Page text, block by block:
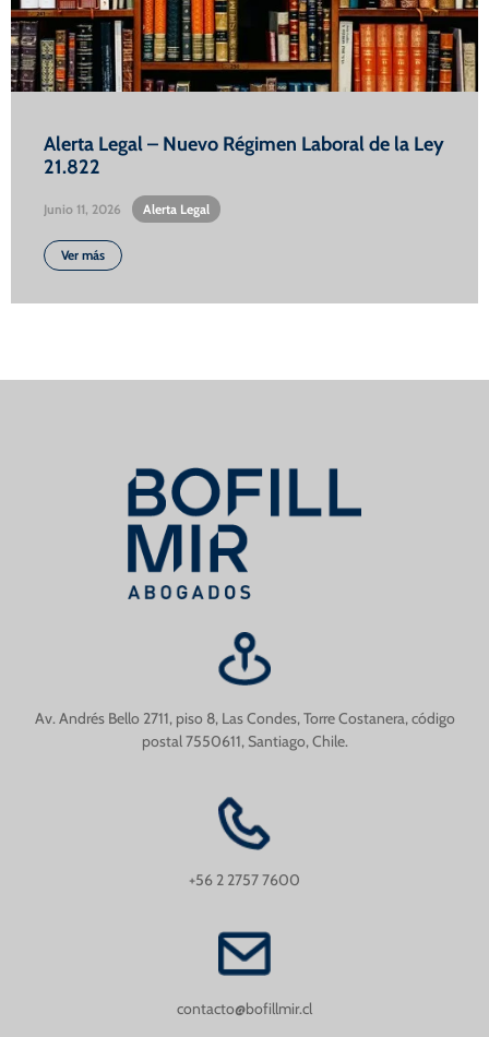
Alerta Legal – Nuevo Régimen Laboral de la Ley
21.822
Junio 11, 2026 Alerta Legal
Ver más
Av. Andrés Bello 2711, piso 8, Las Condes, Torre Costanera, código
postal 7550611, Santiago, Chile.
+56 2 2757 7600
contacto@bofillmir.cl